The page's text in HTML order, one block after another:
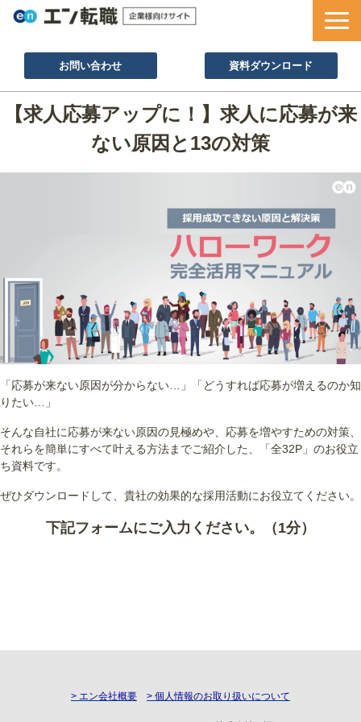
お問い合わせ 資料ダウンロード
サービス一覧
採用ノウハウ
お役立ち資料
【求人応募アップに！】求人に応募が来
ない原因と13の対策
「応募が来ない原因が分からない…」「どうすれば応募が増えるのか知
りたい…」
そんな自社に応募が来ない原因の見極めや、応募を増やすための対策、
それらを簡単にすべて叶える方法までご紹介した、「全32P」のお役立
ち資料です。
ぜひダウンロードして、貴社の効果的な採用活動にお役立てください。
下記フォームにご入力ください。（1分）
> エン会社概要 > 個人情報のお取り扱いについて